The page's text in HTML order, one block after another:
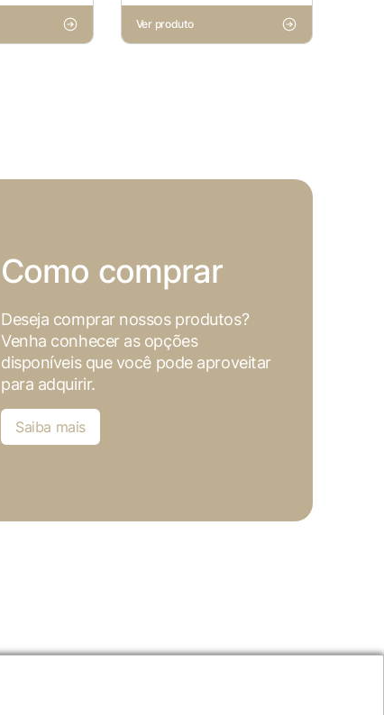
Ver produto
Como comprar
Deseja comprar nossos produtos?
Venha conhecer as opções
disponíveis que você pode aproveitar
para adquirir.
Saiba mais